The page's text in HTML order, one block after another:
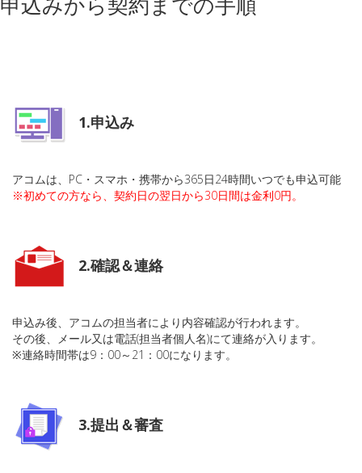
1.申込み
アコムは、PC・スマホ・携帯から365日24時間いつでも申込可能
※初めての方なら、契約日の翌日から30日間は金利0円。
2.確認＆連絡
申込み後、アコムの担当者により内容確認が行われます。
その後、メール又は電話(担当者個人名)にて連絡が入ります。
※連絡時間帯は9：00～21：00になります。
3.提出＆審査